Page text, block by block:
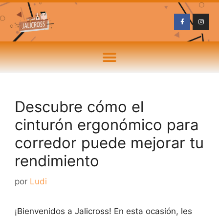
Descubre cómo el
cinturón ergonómico para
corredor puede mejorar tu
rendimiento
por Ludi
¡Bienvenidos a Jalicross! En esta ocasión, les